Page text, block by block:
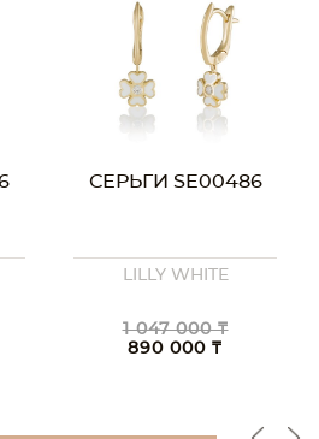
СЕРЬГИ SE00486
LILLY WHITE
1 047 000 ₸
890 000 ₸